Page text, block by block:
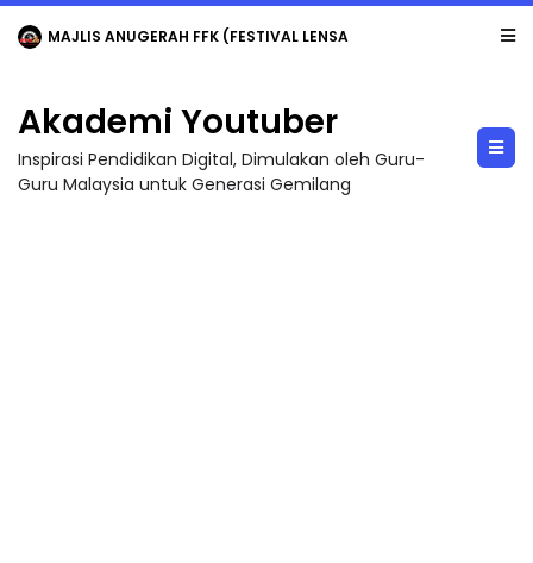
MAJLIS ANUGERAH FFK (FESTIVAL LENSA PENDIDIKAN - FLeP) 2026
Akademi Youtuber
Inspirasi Pendidikan Digital, Dimulakan oleh Guru-
Guru Malaysia untuk Generasi Gemilang